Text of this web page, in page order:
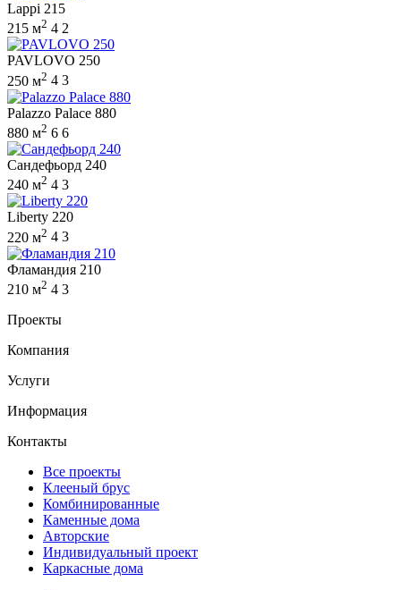
Lappi 215
215 м2 4 2
PAVLOVO 250
250 м2 4 3
Palazzo Palace 880
880 м2 6 6
Сандефьорд 240
240 м2 4 3
Liberty 220
220 м2 4 3
Фламандия 210
210 м2 4 3
Проекты
Компания
Услуги
Информация
Контакты
Все проекты
Клееный брус
Комбинированные
Каменные дома
Авторские
Индивидуальный проект
Каркасные дома